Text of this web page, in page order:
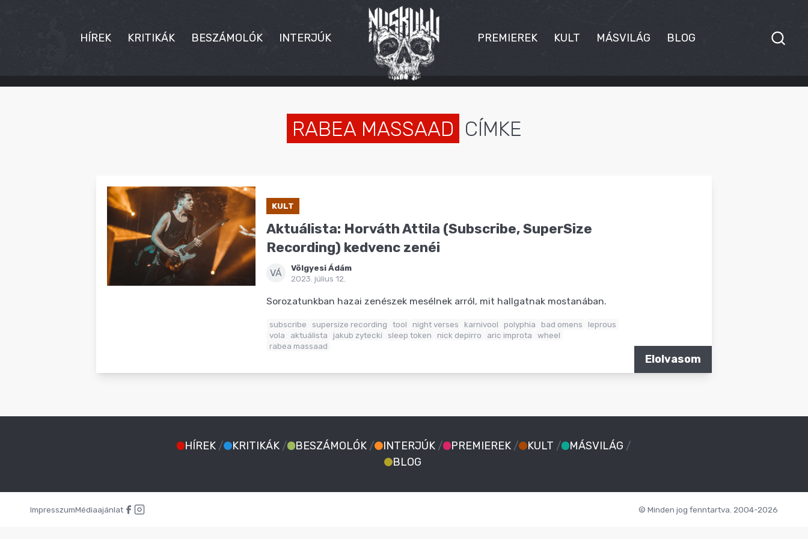
HÍREK KRITIKÁK BESZÁMOLÓK INTERJÚK PREMIEREK KULT MÁSVILÁG BLOG
HÍREK
RABEA MASSAAD CÍMKE
KULT
Aktuálista: Horváth Attila (Subscribe, SuperSize
Recording) kedvenc zenéi
VÁ
Völgyesi Ádám
2023. július 12.
Sorozatunkban hazai zenészek mesélnek arról, mit hallgatnak mostanában.
subscribe supersize recording tool night verses karnivool polyphia bad omens
leprous
vola
aktuálista jakub zytecki sleep token nick depirro aric improta
wheel
rabea massaad
Elolvasom
HÍREK / KRITIKÁK / BESZÁMOLÓK / INTERJÚK / PREMIEREK / KULT / MÁSVILÁG /
BLOG
ImpresszumMédiaajánlat © Minden jog fenntartva. 2004-2026